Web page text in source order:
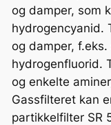
og damper, som
hydrogencyanid.
og damper,
hydrogenfluorid.
og enkelte
Gassfilteret kan
partikkelfilter SR